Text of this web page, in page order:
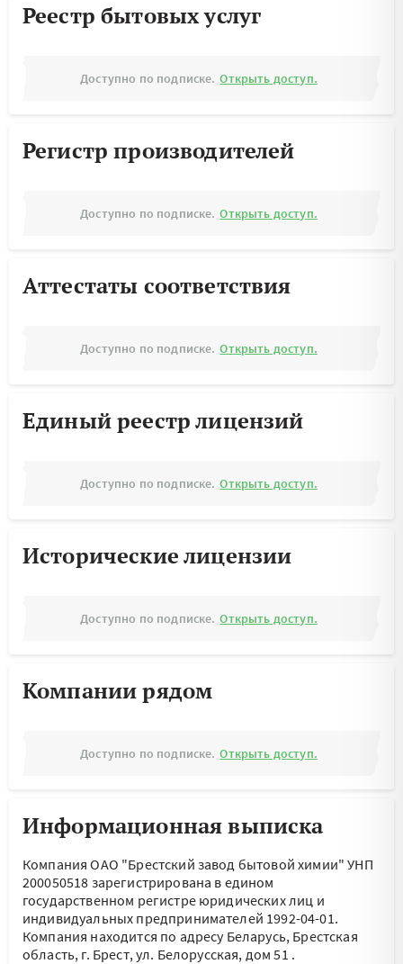
Реестр бытовых услуг
Доступно по подписке. Открыть доступ.
Регистр производителей
Доступно по подписке. Открыть доступ.
Аттестаты соответствия
Доступно по подписке. Открыть доступ.
Единый реестр лицензий
Доступно по подписке. Открыть доступ.
Исторические лицензии
Доступно по подписке. Открыть доступ.
Компании рядом
Доступно по подписке. Открыть доступ.
Информационная выписка
Компания ОАО "Брестский завод бытовой химии" УНП
200050518 зарегистрирована в едином
государственном регистре юридических лиц и
индивидуальных предпринимателей 1992-04-01.
Компания находится по адресу Беларусь, Брестская
область, г. Брест, ул. Белорусская, дом 51 .